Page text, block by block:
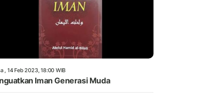
, 14 Feb 2023, 18:00 WIB
Iman Generasi Muda